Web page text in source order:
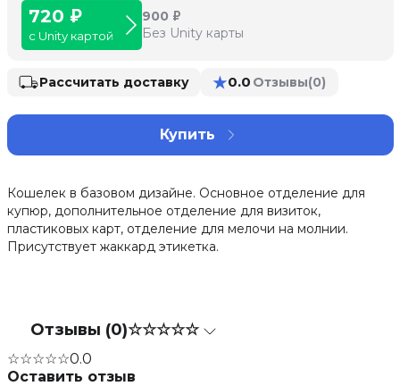
720 ₽
с Unity картой
900 ₽
Без Unity карты
Рассчитать доставку ★0.0 Отзывы(0)
Купить
Кошелек в базовом дизайне. Основное отделение для
купюр, дополнительное отделение для визиток,
пластиковых карт, отделение для мелочи на молнии.
Присутствует жаккард этикетка.
Отзывы (0)☆☆☆☆☆
☆☆☆☆☆0.0
Оставить отзыв